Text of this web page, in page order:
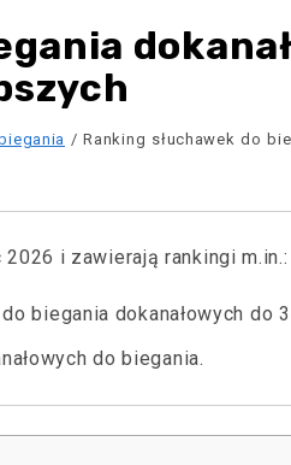
/ Ranking słuchawek do
i zawierają rankingi m.in.:
biegania dokanałowych do
do biegania.